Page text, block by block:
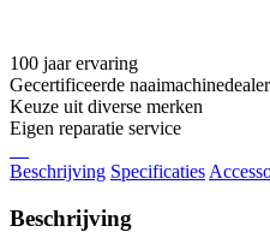
100 jaar ervaring
Gecertificeerde naaimachinedealer
Keuze uit diverse merken
Eigen reparatie service
Beschrijving Specificaties
Beschrijving